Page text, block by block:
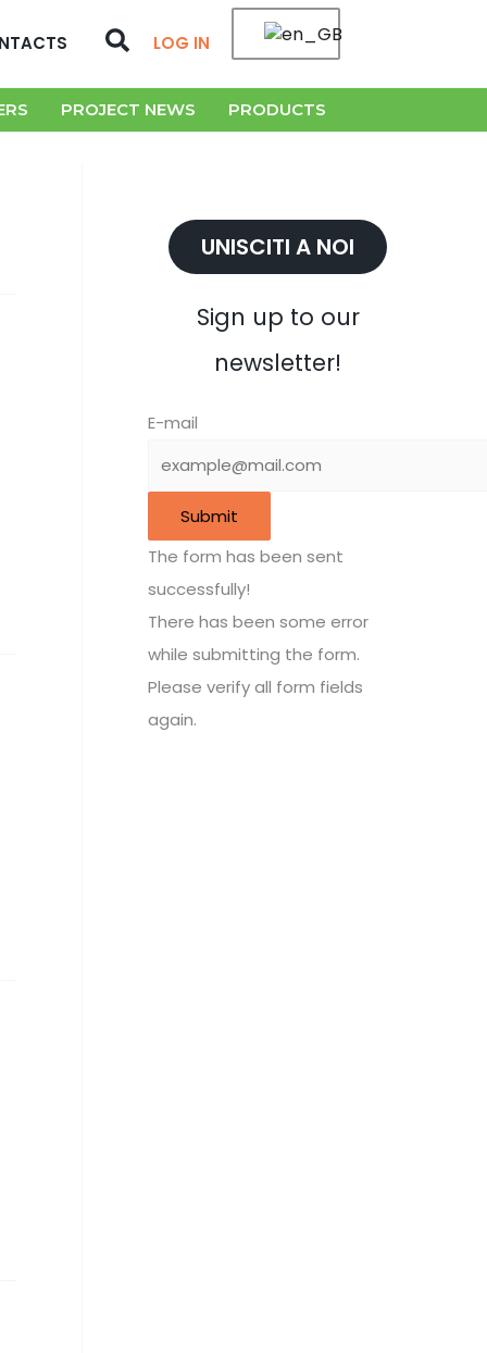
Search
LOG IN
PROJECT NEWS PRODUCTS
UNISCITI A NOI
Sign up to our
newsletter!
E-mail
Submit
The form has been sent
successfully!
There has been some error
while submitting the form.
Please verify all form fields
again.